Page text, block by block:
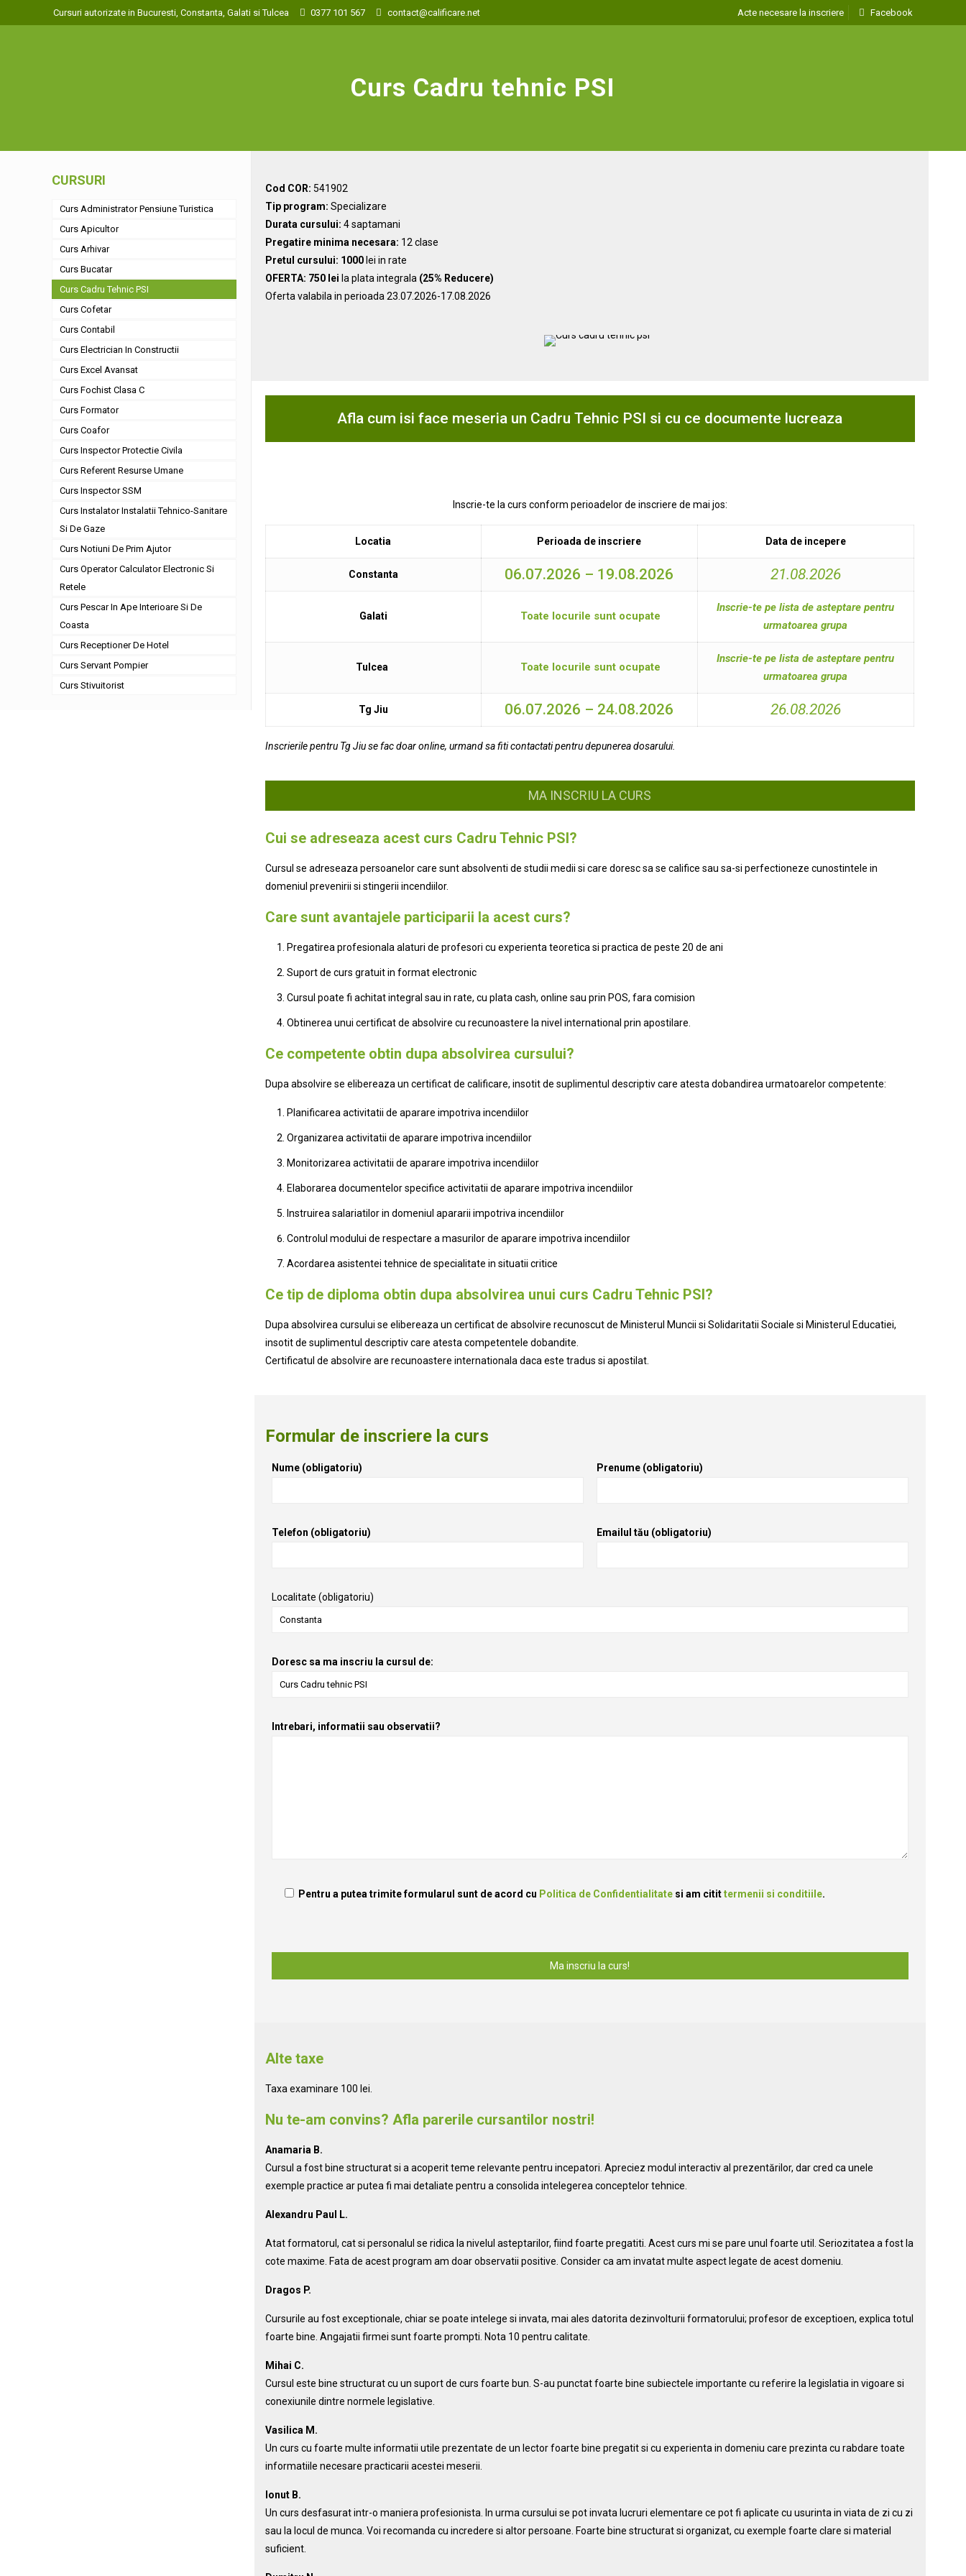
Cursuri autorizate in Bucuresti, Constanta, Galati si Tulcea 0377 101 567 contact@calificare.net Acte necesare la inscriere Facebook
Curs Cadru tehnic PSI
Cod COR: 541902
Tip program: Specializare
Durata cursului: 4 saptamani
Pregatire minima necesara: 12 clase
Pretul cursului: 1000 lei in rate
OFERTA: 750 lei la plata integrala (25% Reducere)
Oferta valabila in perioada 23.07.2026-17.08.2026
Afla cum isi face meseria un Cadru Tehnic PSI si cu ce documente lucreaza
Inscrie-te la curs conform perioadelor de inscriere de mai jos:
Locatia Perioada de inscriere Data de incepere
Constanta 06.07.2026 – 19.08.2026 21.08.2026
Galati Toate locurile sunt ocupate
Inscrie-te pe lista de asteptare pentru
urmatoarea grupa
Tulcea Toate locurile sunt ocupate
Inscrie-te pe lista de asteptare pentru
urmatoarea grupa
Tg Jiu 06.07.2026 – 24.08.2026 26.08.2026
Inscrierile pentru Tg Jiu se fac doar online, urmand sa fiti contactati pentru depunerea dosarului.
MA INSCRIU LA CURS
Cui se adreseaza acest curs Cadru Tehnic PSI?
Cursul se adreseaza persoanelor care sunt absolventi de studii medii si care doresc sa se califice sau sa-si perfectioneze cunostintele in
domeniul prevenirii si stingerii incendiilor.
Care sunt avantajele participarii la acest curs?
Pregatirea profesionala alaturi de profesori cu experienta teoretica si practica de peste 20 de ani
Suport de curs gratuit in format electronic
Cursul poate fi achitat integral sau in rate, cu plata cash, online sau prin POS, fara comision
Obtinerea unui certificat de absolvire cu recunoastere la nivel international prin apostilare.
Ce competente obtin dupa absolvirea cursului?
Dupa absolvire se elibereaza un certificat de calificare, insotit de suplimentul descriptiv care atesta dobandirea urmatoarelor competente:
Planificarea activitatii de aparare impotriva incendiilor
Organizarea activitatii de aparare impotriva incendiilor
Monitorizarea activitatii de aparare impotriva incendiilor
Elaborarea documentelor specifice activitatii de aparare impotriva incendiilor
Instruirea salariatilor in domeniul apararii impotriva incendiilor
Controlul modului de respectare a masurilor de aparare impotriva incendiilor
Acordarea asistentei tehnice de specialitate in situatii critice
Ce tip de diploma obtin dupa absolvirea unui curs Cadru Tehnic PSI?
Dupa absolvirea cursului se elibereaza un certificat de absolvire recunoscut de Ministerul Muncii si Solidaritatii Sociale si Ministerul Educatiei,
insotit de suplimentul descriptiv care atesta competentele dobandite.
Certificatul de absolvire are recunoastere internationala daca este tradus si apostilat.
Formular de inscriere la curs
Nume (obligatoriu) Prenume (obligatoriu)
Telefon (obligatoriu) Emailul tău (obligatoriu)
Localitate (obligatoriu)
Doresc sa ma inscriu la cursul de:
Intrebari, informatii sau observatii?
Pentru a putea trimite formularul sunt de acord cu Politica de Confidentialitatesi am citittermenii si conditiile.
Alte taxe
Taxa examinare 100 lei.
Nu te-am convins? Afla parerile cursantilor nostri!
Anamaria B.
Cursul a fost bine structurat si a acoperit teme relevante pentru incepatori. Apreciez modul interactiv al prezentărilor, dar cred ca unele
exemple practice ar putea fi mai detaliate pentru a consolida intelegerea conceptelor tehnice.
Alexandru Paul L.
Atat formatorul, cat si personalul se ridica la nivelul asteptarilor, fiind foarte pregatiti. Acest curs mi se pare unul foarte util. Seriozitatea a fost la
cote maxime. Fata de acest program am doar observatii positive. Consider ca am invatat multe aspect legate de acest domeniu.
Dragos P.
Cursurile au fost exceptionale, chiar se poate intelege si invata, mai ales datorita dezinvolturii formatorului; profesor de exceptioen, explica totul
foarte bine. Angajatii firmei sunt foarte prompti. Nota 10 pentru calitate.
Mihai C.
Cursul este bine structurat cu un suport de curs foarte bun. S-au punctat foarte bine subiectele importante cu referire la legislatia in vigoare si
conexiunile dintre normele legislative.
Vasilica M.
Un curs cu foarte multe informatii utile prezentate de un lector foarte bine pregatit si cu experienta in domeniu care prezinta cu rabdare toate
informatiile necesare practicarii acestei meserii.
Ionut B.
Un curs desfasurat intr-o maniera profesionista. In urma cursului se pot invata lucruri elementare ce pot fi aplicate cu usurinta in viata de zi cu zi
sau la locul de munca. Voi recomanda cu incredere si altor persoane. Foarte bine structurat si organizat, cu exemple foarte clare si material
suficient.
CURSURI
Curs Administrator Pensiune Turistica
Curs Apicultor
Curs Arhivar
Curs Bucatar
Curs Cadru Tehnic PSI
Curs Cofetar
Curs Contabil
Curs Electrician In Constructii
Curs Excel Avansat
Curs Fochist Clasa C
Curs Formator
Curs Coafor
Curs Inspector Protectie Civila
Curs Referent Resurse Umane
Curs Inspector SSM
Curs Instalator Instalatii Tehnico-Sanitare
Si De Gaze
Curs Notiuni De Prim Ajutor
Curs Operator Calculator Electronic Si
Retele
Curs Pescar In Ape Interioare Si De
Coasta
Curs Receptioner De Hotel
Curs Servant Pompier
Curs Stivuitorist